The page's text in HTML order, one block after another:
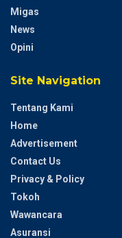
Migas
News
Opini
Site Navigation
Tentang Kami
Home
Advertisement
Contact Us
Privacy & Policy
Tokoh
Wawancara
Asuransi